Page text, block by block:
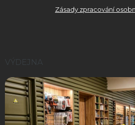
Zásady zpracování
VÝDEJNA